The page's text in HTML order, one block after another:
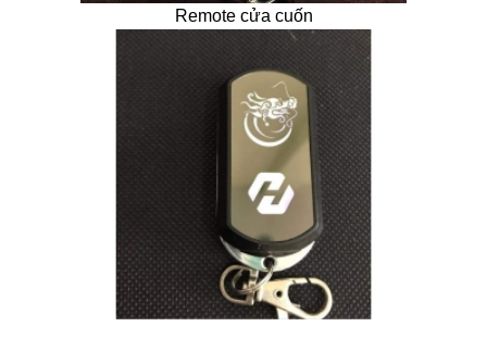
Remote cửa cuốn